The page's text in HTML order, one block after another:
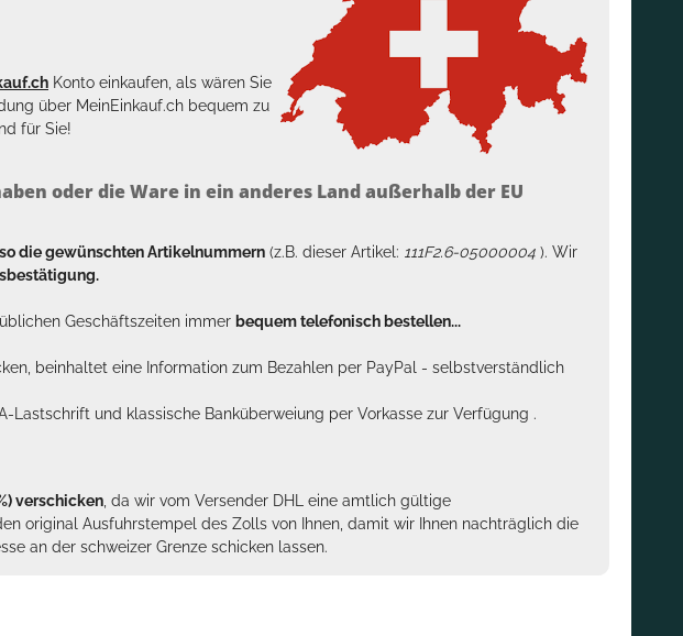
Konto einkaufen, als wären Sie
über MeinEinkauf.ch bequem zu
für Sie!
oder die Ware in ein anderes Land außerhalb der EU
die gewünschten Artikelnummern (z.B. dieser Artikel: 111F2.6-05000004 ). Wir
Geschäftszeiten immer bequem telefonisch bestellen...
beinhaltet eine Information zum Bezahlen per PayPal - selbstverständlich
und klassische Banküberweiung per Vorkasse zur Verfügung .
verschicken , da wir vom Versender DHL eine amtlich gültige
original Ausfuhrstempel des Zolls von Ihnen, damit wir Ihnen nachträglich die
an der schweizer Grenze schicken lassen.